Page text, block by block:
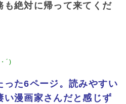
も絶対に帰って来てくだ
´)
った6ページ。読みやすい
い漫画家さんだと感じず